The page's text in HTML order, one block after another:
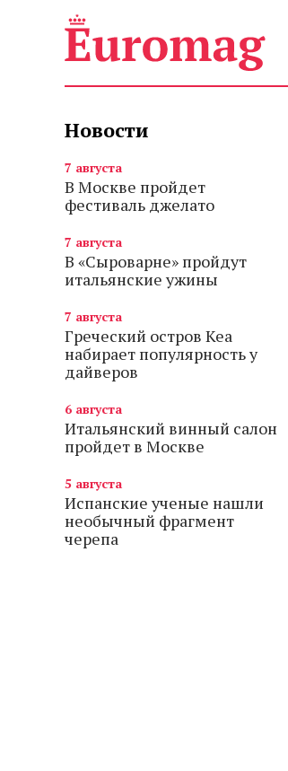
Новости
7 августа
В Москве пройдет
фестиваль джелато
7 августа
В «Сыроварне» пройдут
итальянские ужины
7 августа
Греческий остров Кеа
набирает популярность у
дайверов
6 августа
Итальянский винный салон
пройдет в Москве
5 августа
Испанские ученые нашли
необычный фрагмент
черепа